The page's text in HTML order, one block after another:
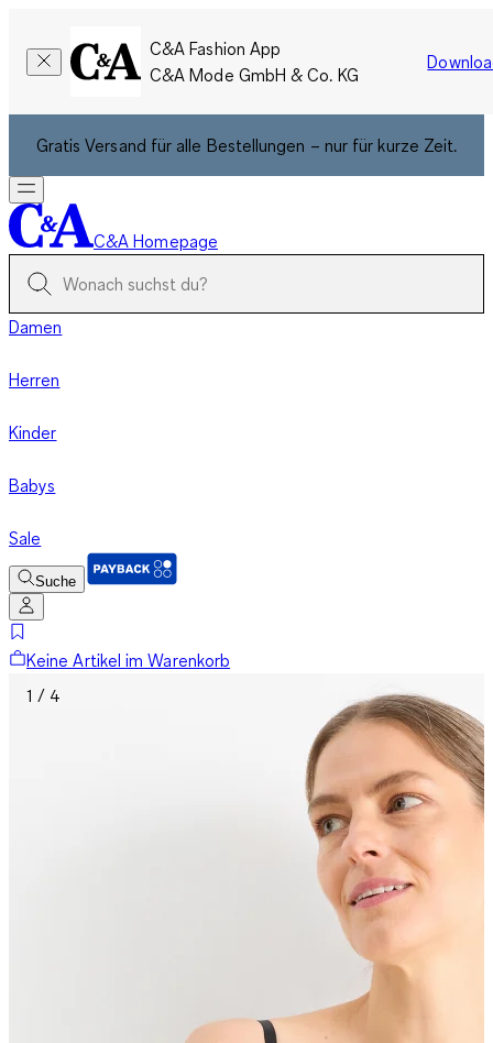
C&A Fashion App
C&A Mode GmbH & Co. KG
Gratis Versand für alle Bestellungen – nur für kurze Zeit.
C&A Homepage
Damen
Herren
Kinder
Babys
Sale
Suche
Keine Artikel im Warenkorb
1 / 4